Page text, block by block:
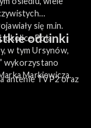
się m.in.
okolice Pola
w tym Ursynów,
wykorzystano
Markiewicza.
odcinki
antenie TVP2 oraz